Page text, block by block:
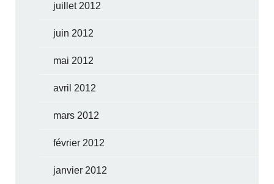
juillet 2012
juin 2012
mai 2012
avril 2012
mars 2012
février 2012
janvier 2012